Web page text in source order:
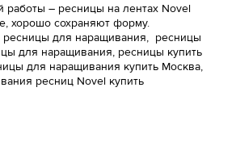
работы – ресницы на лентах Novel
хорошо сохраняют форму.
ресницы для наращивания, ресницы
для наращивания, ресницы купить
для наращивания купить Москва,
ресниц Novel купить